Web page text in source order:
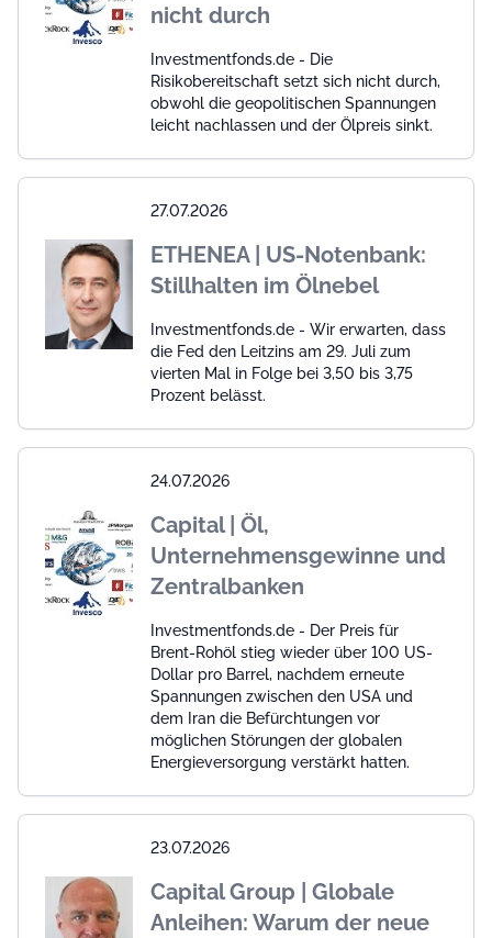
nicht durch
Investmentfonds.de - Die
Risikobereitschaft setzt sich nicht durch,
obwohl die geopolitischen Spannungen
leicht nachlassen und der Ölpreis sinkt.
27.07.2026
ETHENEA | US-Notenbank:
Stillhalten im Ölnebel
Investmentfonds.de - Wir erwarten, dass
die Fed den Leitzins am 29. Juli zum
vierten Mal in Folge bei 3,50 bis 3,75
Prozent belässt.
24.07.2026
Capital | Öl,
Unternehmensgewinne und
Zentralbanken
Investmentfonds.de - Der Preis für
Brent-Rohöl stieg wieder über 100 US-
Dollar pro Barrel, nachdem erneute
Spannungen zwischen den USA und
dem Iran die Befürchtungen vor
möglichen Störungen der globalen
Energieversorgung verstärkt hatten.
23.07.2026
Capital Group | Globale
Anleihen: Warum der neue